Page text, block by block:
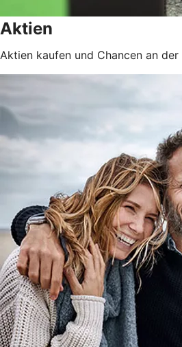
Aktien
Aktien kaufen und Chancen an der